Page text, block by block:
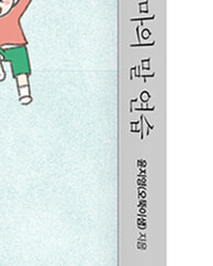
가지 존중의 말